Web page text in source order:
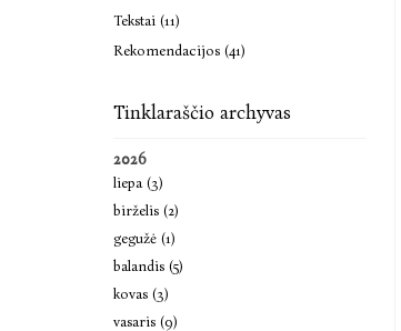
Tekstai (11)
Rekomendacijos (41)
Tinklaraščio archyvas
2026
liepa (3)
birželis (2)
gegužė (1)
balandis (5)
kovas (3)
vasaris (9)